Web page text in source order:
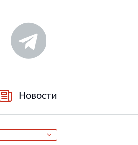
Новости